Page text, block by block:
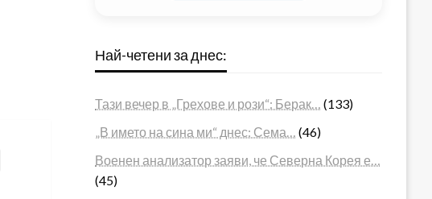
Най-четени за днес:
Тази вечер в „Грехове и рози“: Берак…
(133)
„В името на сина ми“ днес: Сема…
(46)
Военен анализатор заяви, че Северна Корея е…
(45)